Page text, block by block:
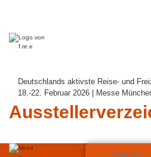
Deutschlands aktivste Reise- und
18.-22. Februar 2026 | Messe